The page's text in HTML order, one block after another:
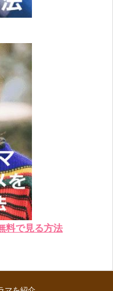
料で見る方法